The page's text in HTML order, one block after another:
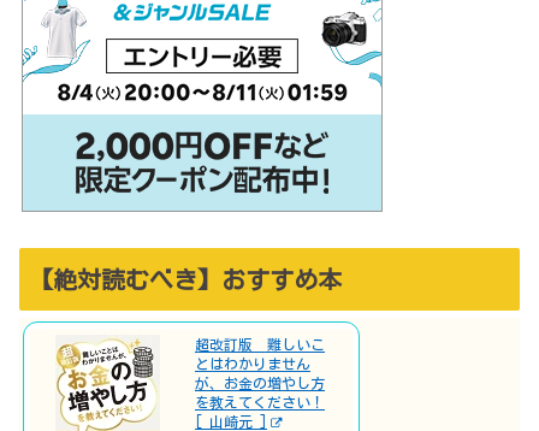
【絶対読むべき】おすすめ本
超改訂版 難しいこ
とはわかりません
が、お金の増やし方
を教えてください！
[ 山崎元 ]